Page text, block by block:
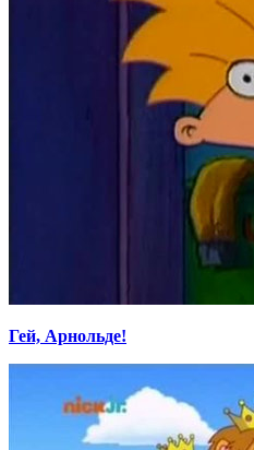
Гей, Арнольде!